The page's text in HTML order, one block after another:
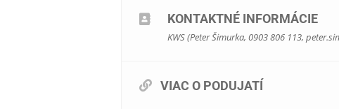
Okrem spomenutého sa môžete tešiť na
KONTAKTNÉ INFORMÁCIE
KWS (Peter Šimurka, 0903 806 113,
VIAC O PODUJATÍ